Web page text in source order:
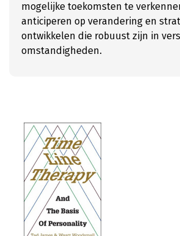
mogelijke toekomsten te
anticiperen op verandering en
ontwikkelen die robuust zijn in
omstandigheden.